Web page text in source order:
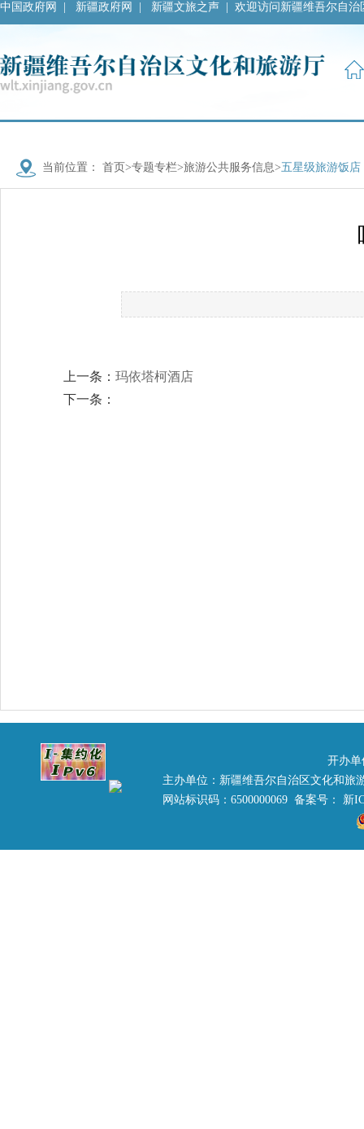
中国政府网 新疆政府网 新疆文旅之声 欢迎访问新疆维吾尔自
当前位置： 首页 >专题专栏>旅游公共服务信息>五星级旅游饭店
上一条： 玛依塔柯酒店
下一条：
开办单
主办单位：新疆维吾尔自治区文化和
网站标识码：6500000069 备案号： 新